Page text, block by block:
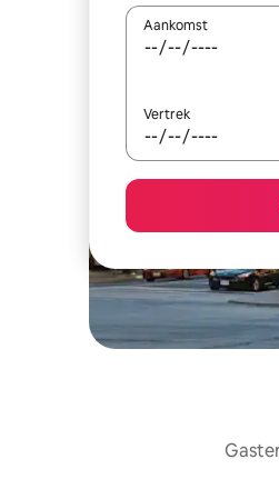
Aankomst
Vertrek